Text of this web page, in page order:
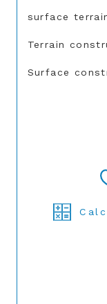
surface
Terrain
Surface